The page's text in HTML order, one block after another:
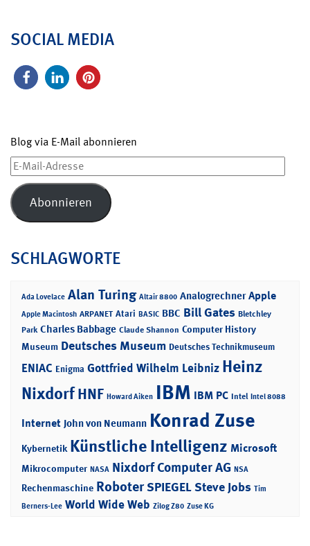
SOCIAL MEDIA
Blog via E-Mail abonnieren
E-
Mail-
Adresse
Abonnieren
SCHLAGWORTE
Ada Lovelace Alan Turing Altair 8800 Analogrechner Apple
Apple Macintosh ARPANET Atari BASIC BBC Bill Gates Bletchley
Park Charles Babbage Claude Shannon Computer History
Museum Deutsches Museum Deutsches Technikmuseum
ENIAC Enigma Gottfried Wilhelm Leibniz Heinz
NixdorfHNF Howard Aiken IBM IBM PC Intel Intel 8088
Internet John von Neumann Konrad Zuse
Kybernetik Künstliche Intelligenz Microsoft
Mikrocomputer NASA Nixdorf Computer AG NSA
Rechenmaschine RoboterSPIEGELSteve Jobs Tim
Berners-Lee World Wide Web Zilog Z80 Zuse KG